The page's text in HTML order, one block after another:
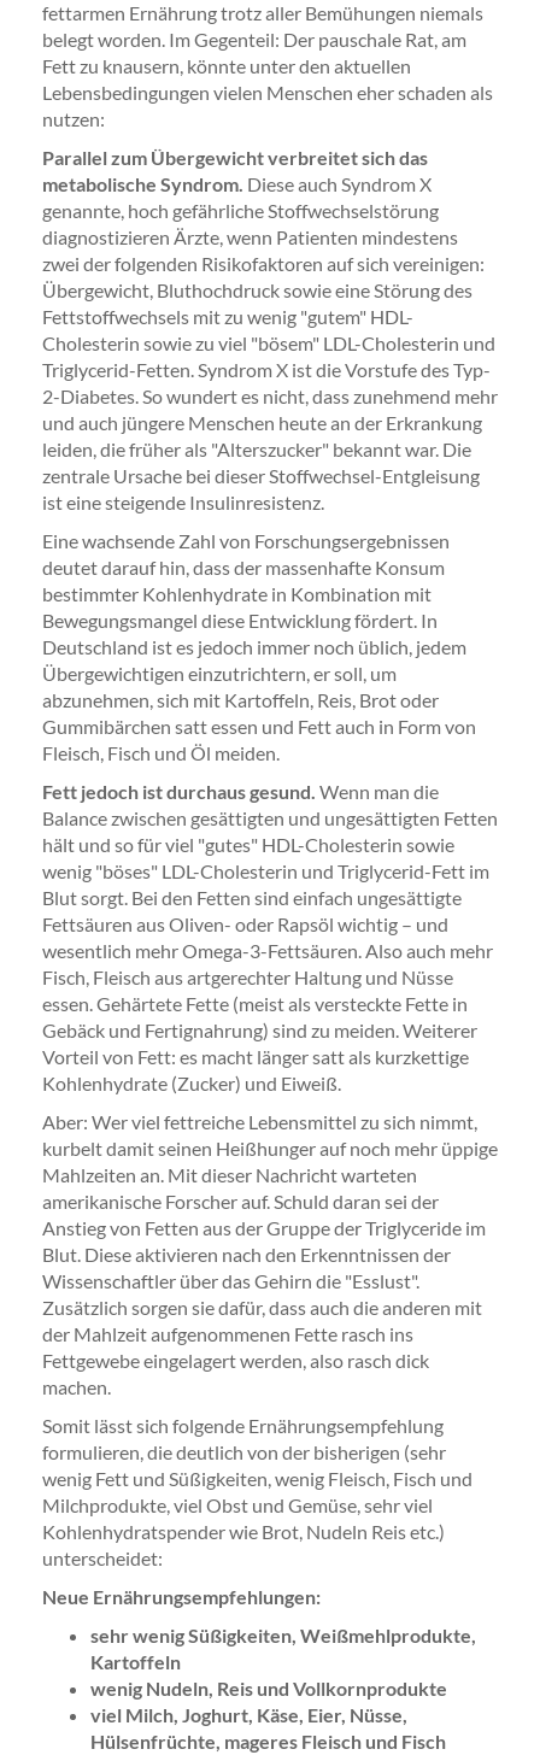
fettarmen Ernährung trotz aller Bemühungen niemals
belegt worden. Im Gegenteil: Der pauschale Rat, am
Fett zu knausern, könnte unter den aktuellen
Lebensbedingungen vielen Menschen eher schaden als
nutzen:
Parallel zum Übergewicht verbreitet sich das
metabolische Syndrom. Diese auch Syndrom X
genannte, hoch gefährliche Stoffwechselstörung
diagnostizieren Ärzte, wenn Patienten mindestens
zwei der folgenden Risikofaktoren auf sich vereinigen:
Übergewicht, Bluthochdruck sowie eine Störung des
Fettstoffwechsels mit zu wenig "gutem" HDL-
Cholesterin sowie zu viel "bösem" LDL-Cholesterin und
Triglycerid-Fetten. Syndrom X ist die Vorstufe des Typ-
2-Diabetes. So wundert es nicht, dass zunehmend mehr
und auch jüngere Menschen heute an der Erkrankung
leiden, die früher als "Alterszucker" bekannt war. Die
zentrale Ursache bei dieser Stoffwechsel-Entgleisung
ist eine steigende Insulinresistenz.
Eine wachsende Zahl von Forschungsergebnissen
deutet darauf hin, dass der massenhafte Konsum
bestimmter Kohlenhydrate in Kombination mit
Bewegungsmangel diese Entwicklung fördert. In
Deutschland ist es jedoch immer noch üblich, jedem
Übergewichtigen einzutrichtern, er soll, um
abzunehmen, sich mit Kartoffeln, Reis, Brot oder
Gummibärchen satt essen und Fett auch in Form von
Fleisch, Fisch und Öl meiden.
Fett jedoch ist durchaus gesund. Wenn man die
Balance zwischen gesättigten und ungesättigten Fetten
hält und so für viel "gutes" HDL-Cholesterin sowie
wenig "böses" LDL-Cholesterin und Triglycerid-Fett im
Blut sorgt. Bei den Fetten sind einfach ungesättigte
Fettsäuren aus Oliven- oder Rapsöl wichtig – und
wesentlich mehr Omega-3-Fettsäuren. Also auch mehr
Fisch, Fleisch aus artgerechter Haltung und Nüsse
essen. Gehärtete Fette (meist als versteckte Fette in
Gebäck und Fertignahrung) sind zu meiden. Weiterer
Vorteil von Fett: es macht länger satt als kurzkettige
Kohlenhydrate (Zucker) und Eiweiß.
Aber: Wer viel fettreiche Lebensmittel zu sich nimmt,
kurbelt damit seinen Heißhunger auf noch mehr üppige
Mahlzeiten an. Mit dieser Nachricht warteten
amerikanische Forscher auf. Schuld daran sei der
Anstieg von Fetten aus der Gruppe der Triglyceride im
Blut. Diese aktivieren nach den Erkenntnissen der
Wissenschaftler über das Gehirn die "Esslust".
Zusätzlich sorgen sie dafür, dass auch die anderen mit
der Mahlzeit aufgenommenen Fette rasch ins
Fettgewebe eingelagert werden, also rasch dick
machen.
Somit lässt sich folgende Ernährungsempfehlung
formulieren, die deutlich von der bisherigen (sehr
wenig Fett und Süßigkeiten, wenig Fleisch, Fisch und
Milchprodukte, viel Obst und Gemüse, sehr viel
Kohlenhydratspender wie Brot, Nudeln Reis etc.)
unterscheidet:
Neue Ernährungsempfehlungen:
sehr wenig Süßigkeiten, Weißmehlprodukte,
Kartoffeln
wenig Nudeln, Reis und Vollkornprodukte
viel Milch, Joghurt, Käse, Eier, Nüsse,
Hülsenfrüchte, mageres Fleisch und Fisch